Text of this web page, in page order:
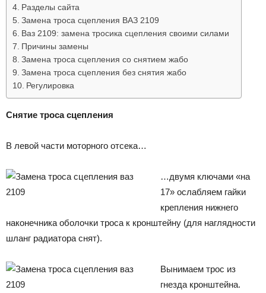
Разделы сайта
Замена троса сцепления ВАЗ 2109
Ваз 2109: замена тросика сцепления своими силами
Причины замены
Замена троса сцепления со снятием жабо
Замена троса сцепления без снятия жабо
Регулировка
Снятие троса сцепления
В левой части моторного отсека…
…двумя ключами «на
17» ослабляем гайки
крепления нижнего
наконечника оболочки троса к кронштейну (для наглядности
шланг радиатора снят).
Вынимаем трос из
гнезда кронштейна.